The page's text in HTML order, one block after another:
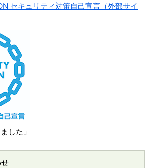
セキュリティ対策自己宣言（外部サイ
した」